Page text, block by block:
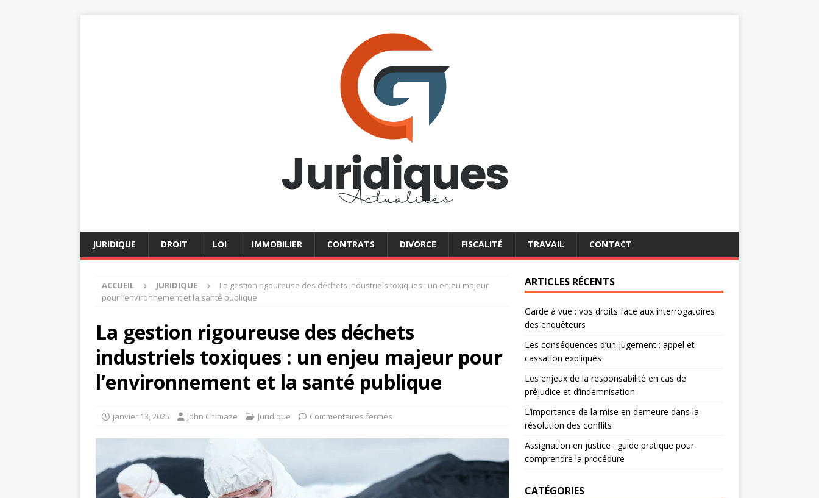
JURIDIQUE DROIT LOI IMMOBILIER CONTRATS DIVORCE FISCALITÉ TRAVAIL CONTACT
ACCUEIL JURIDIQUE
La gestion rigoureuse des déchets industriels toxiques : un enjeu majeur
pour l’environnement et la santé publique
La gestion rigoureuse des déchets
industriels toxiques : un enjeu majeur pour
l’environnement et la santé publique
janvier 13, 2025 John Chimaze Juridique Commentaires fermés
ARTICLES RÉCENTS
Garde à vue : vos droits face aux interrogatoires
des enquêteurs
Les conséquences d’un jugement : appel et
cassation expliqués
Les enjeux de la responsabilité en cas de
préjudice et d’indemnisation
L’importance de la mise en demeure dans la
résolution des conflits
Assignation en justice : guide pratique pour
comprendre la procédure
CATÉGORIES